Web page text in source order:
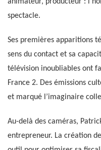
spectacle.
Ses premières apparitions
sens du contact et sa
télévision inoubliables ont
France 2. Des émissions
et marqué l’imaginaire
Au-delà des caméras,
entrepreneur. La création